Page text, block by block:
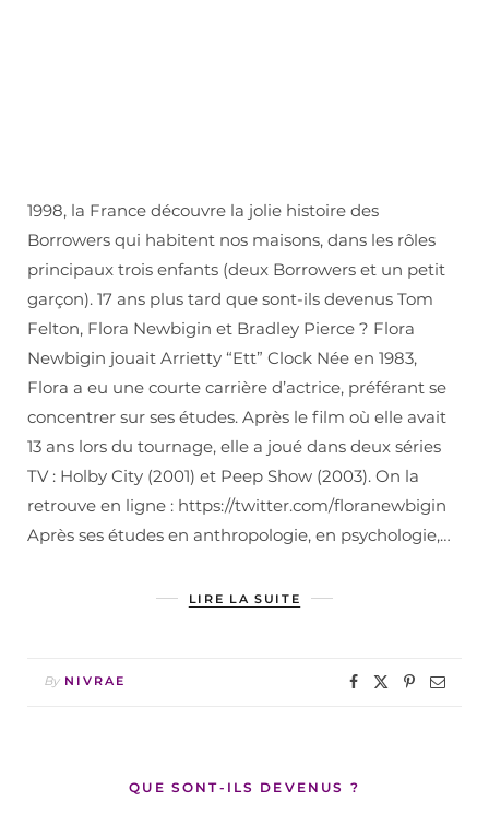
1998, la France découvre la jolie histoire des
Borrowers qui habitent nos maisons, dans les rôles
principaux trois enfants (deux Borrowers et un petit
garçon). 17 ans plus tard que sont-ils devenus Tom
Felton, Flora Newbigin et Bradley Pierce ? Flora
Newbigin jouait Arrietty “Ett” Clock Née en 1983,
Flora a eu une courte carrière d’actrice, préférant se
concentrer sur ses études. Après le film où elle avait
13 ans lors du tournage, elle a joué dans deux séries
TV : Holby City (2001) et Peep Show (2003). On la
retrouve en ligne : https://twitter.com/floranewbigin
Après ses études en anthropologie, en psychologie,…
LIRE LA SUITE
By NIVRAE
QUE SONT-ILS DEVENUS ?